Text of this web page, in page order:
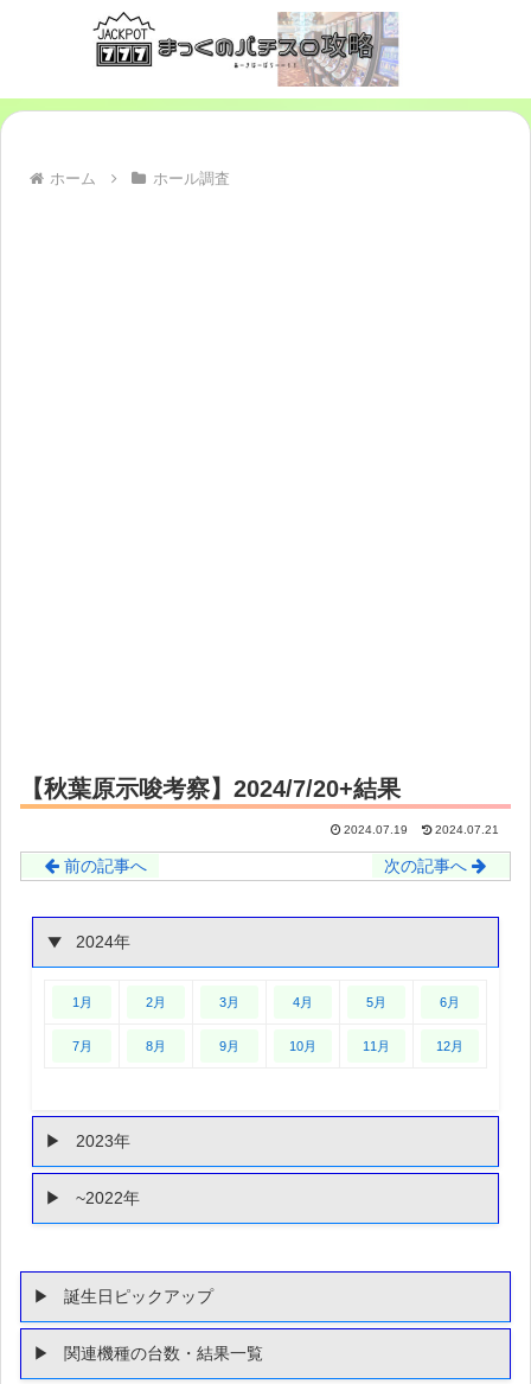
ホーム ホール調査
【秋葉原示唆考察】2024/7/20+結果
2024.07.19 2024.07.21
前の記事へ 次の記事へ
2024年
1月 2月 3月 4月 5月 6月
7月 8月 9月 10月 11月 12月
2023年
~2022年
誕生日ピックアップ
関連機種の台数・結果一覧